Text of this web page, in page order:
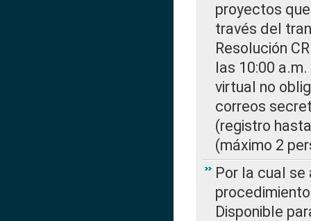
proyectos
través del
Resolución
las 10:00
virtual no
correos
(registro
(máximo 2
Por la cual
Disponible